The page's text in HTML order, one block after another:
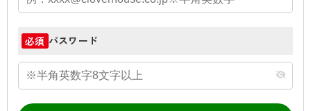
必須 パスワード